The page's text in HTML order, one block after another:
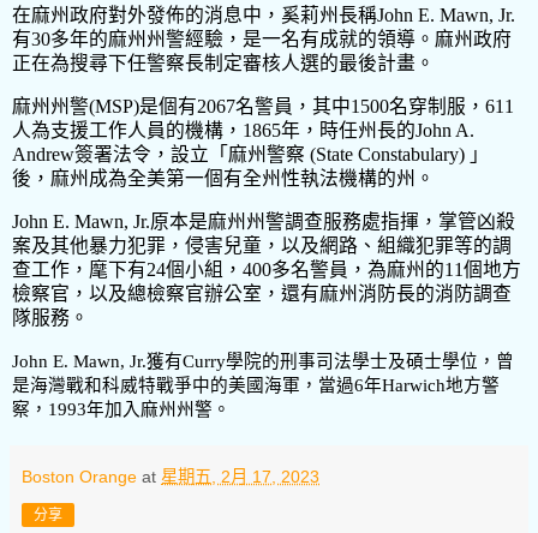
在麻州政府對外發佈的消息中，奚莉州長稱John E. Mawn, Jr.
有30多年的麻州州警經驗，是一名有成就的領導。麻州政府
正在為搜尋下任警察長制定審核人選的最後計畫。
麻州州警(MSP)是個有2067名警員，其中1500名穿制服， 611
人為支援工作人員的機構， 1865年，時任州長的John A.
Andrew簽署法令，設立「麻州警察 (State Constabulary) 」
後，麻州成為全美第一個有全州性執法機構的州。
John E. Mawn, Jr.原本是麻州州警調查服務處指揮，掌管凶殺
案及其他暴力犯罪，侵害兒童，以及網路、組織犯罪等的調
查工作，麾下有24個小組， 400多名警員，為麻州的11個地方
檢察官，以及總檢察官辦公室，還有麻州消防長的消防調查
隊服務。
John E. Mawn, Jr.獲有Curry學院的刑事司法學士及碩士學位，曾
是海灣戰和科威特戰爭中的美國海軍，當過6年Harwich地方警
察， 1993年加入麻州州警。
Boston Orange at 星期五, 2月 17, 2023
分享